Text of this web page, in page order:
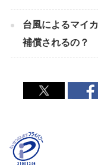
台風によるマイ
補償されるの？